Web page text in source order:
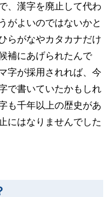
、漢字を廃止して代わ
がよいのではないかと
らがなやカタカナだけ
補にあげられたんで
字が採用されれば、今
で書いていたかもしれ
も千年以上の歴史があ
にはなりませんでした